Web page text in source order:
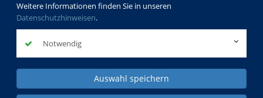
Weitere Informationen finden Sie in unseren
Datenschutzhinweisen.
Notwendig
Auswahl speichern